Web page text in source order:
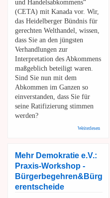
und Handelsabkommens“
(CETA) mit Kanada vor. Wir,
das Heidelberger Bündnis für
gerechten Welthandel, wissen,
dass Sie an den jüngsten
Verhandlungen zur
Interpretation des Abkommens
maßgeblich beteiligt waren.
Sind Sie nun mit dem
Abkommen im Ganzen so
einverstanden, dass Sie für
seine Ratifizierung stimmen
werden?
Weiterlesen
Mehr Demokratie e.V.:
Praxis-Workshop -
Bürgerbegehren&Bürg
erentscheide